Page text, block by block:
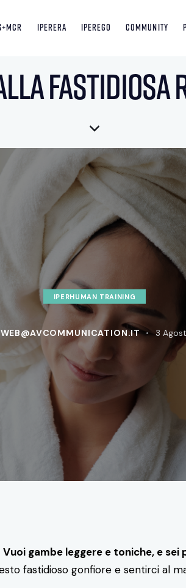
Iperera Iperego Community
IPERHUMAN TRAINING
WEB@AVCOMMUNICATION.IT 3
Vuoi gambe leggere e toniche, e
fastidioso gonfiore e sentirci al